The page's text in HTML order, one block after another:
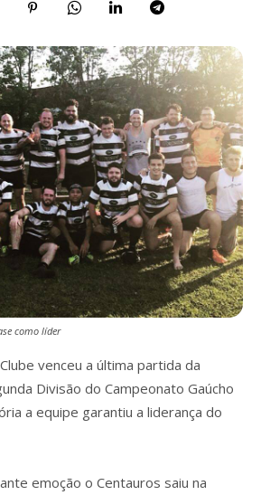
como líder
venceu a última partida da
Divisão do Campeonato Gaúcho
a equipe garantiu a liderança do
emoção o Centauros saiu na